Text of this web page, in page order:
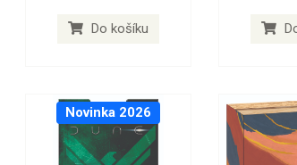
Do košíku
Novinka 2026